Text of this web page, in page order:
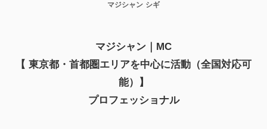
マジシャン シギ
マジシャン｜MC
【 東京都・首都圏エリアを中心に活動 （全国対応可
能）
】
プロフェッショナル